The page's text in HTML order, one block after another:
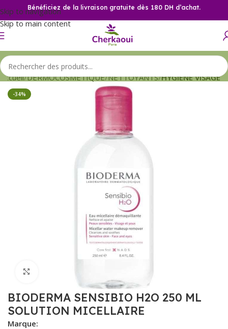
Skip to navigation
Skip to main content
Bénéficiez de la livraison gratuite dès 180 DH d’achat.
Accueil DERMOCOSMETIQUE NETTOYANTS HYGIENE VISAGE
-34%
BIODERMA SENSIBIO H2O 250 ML
SOLUTION MICELLAIRE
Marque: